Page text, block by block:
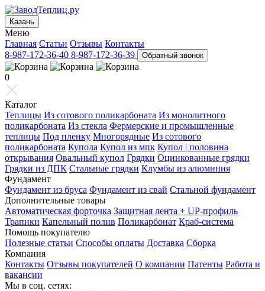
Казань
Меню
Главная Статьи Отзывы Контакты
8-987-172-36-40 8-987-172-36-39 Обратный звонок
0
Каталог
Теплицы Из сотового поликарбоната Из монолитного
поликарбоната Из стекла Фермерские и промышленные
теплицы Под пленку Многорядные Из сотового
поликарбоната Купола Купол из мпк Купол | половина
открывания Овальный купол Грядки Оцинкованные грядки
Грядки из ДПК Стальные грядки Клумбы из алюминия
Фундамент
Фундамент из бруса Фундамент из свай Стальной фундамент
Дополнительные товары
Автоматическая форточка Защитная лента + UP-профиль
Трапики Капельный полив Поликарбонат Краб-система
Помощь покупателю
Полезные статьи Способы оплаты Доставка Сборка
Компания
Контакты Отзывы покупателей О компании Патенты Работа и
вакансии
Мы в соц. сетях: